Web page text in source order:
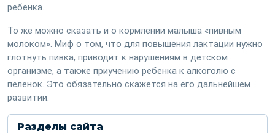
ребенка.
То же можно сказать и о кормлении малыша «пивным
молоком». Миф о том, что для повышения лактации нужно
глотнуть пивка, приводит к нарушениям в детском
организме, а также приучению ребенка к алкоголю с
пеленок. Это обязательно скажется на его дальнейшем
развитии.
Разделы сайта